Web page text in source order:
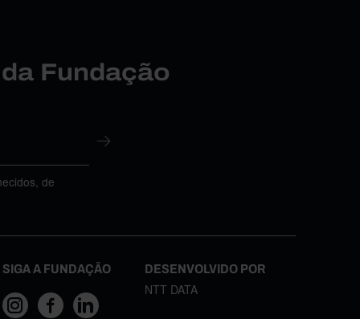
Fundação
de
SIGA A FUNDAÇÃO DESENVOLVIDO POR
NTT DATA